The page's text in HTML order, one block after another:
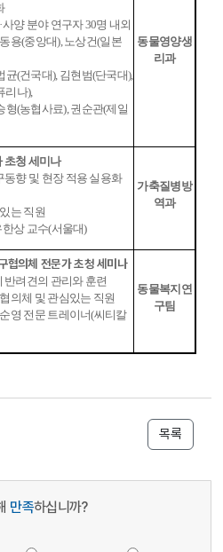
사양 분야 연구자 30명 내외
용(중앙대), 노상건(일본
균(건국대), 김현범(단국대),
리나),
형(농협사료), 권순관(제일
동물영양생
리과
초청 세미나
동향 및 현장 적용 실용화
는 직원
한상 교수(서울대)
가축질병방
역과
협의체 전문가 초청 세미나
반려견의 관리와 훈련
의체 및 관심있는 직원
영 전문 트레이너(씨티칼
동물복지연
구팀
목록
만족하십니까?